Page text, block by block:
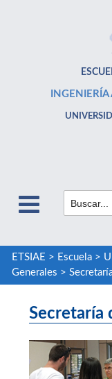
ETSIAE > Escuela>
Generales >
Secretaría